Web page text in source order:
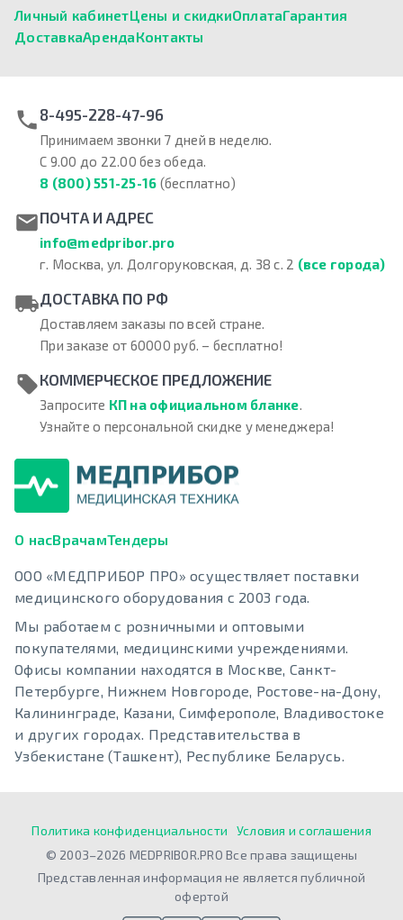
Личный кабинетЦены и скидкиОплатаГарантия
ДоставкаАрендаКонтакты
8-495-228-47-96
Принимаем звонки 7 дней в неделю.
С 9.00 до 22.00 без обеда.
8 (800) 551-25-16 (бесплатно)
ПОЧТА И АДРЕС
info@medpribor.pro
г. Москва, ул. Долгоруковская, д. 38 с. 2 (все города)
ДОСТАВКА ПО РФ
Доставляем заказы по всей стране.
При заказе от 60000 руб. – бесплатно!
КОММЕРЧЕСКОЕ ПРЕДЛОЖЕНИЕ
Запросите КП на официальном бланке
Узнайте о персональной скидке у менеджера!
О насВрачамТендеры
ООО «МЕДПРИБОР ПРО» осуществляет поставки
медицинского оборудования с 2003 года.
Мы работаем с розничными и оптовыми
покупателями, медицинскими учреждениями.
Офисы компании находятся в Москве, Санкт-
Петербурге, Нижнем Новгороде, Ростове-на-Дону,
Калининграде, Казани, Симферополе, Владивостоке
и других городах. Представительства в
Узбекистане (Ташкент), Республике Беларусь.
Политика конфиденциальности
Условия и соглашения
© 2003–2026 MEDPRIBOR.PRO Все права защищены
Представленная информация не является публичной
офертой